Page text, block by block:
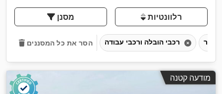
מסנן רלוונטיות
הסר את כל המסננים
מודעה קטנה